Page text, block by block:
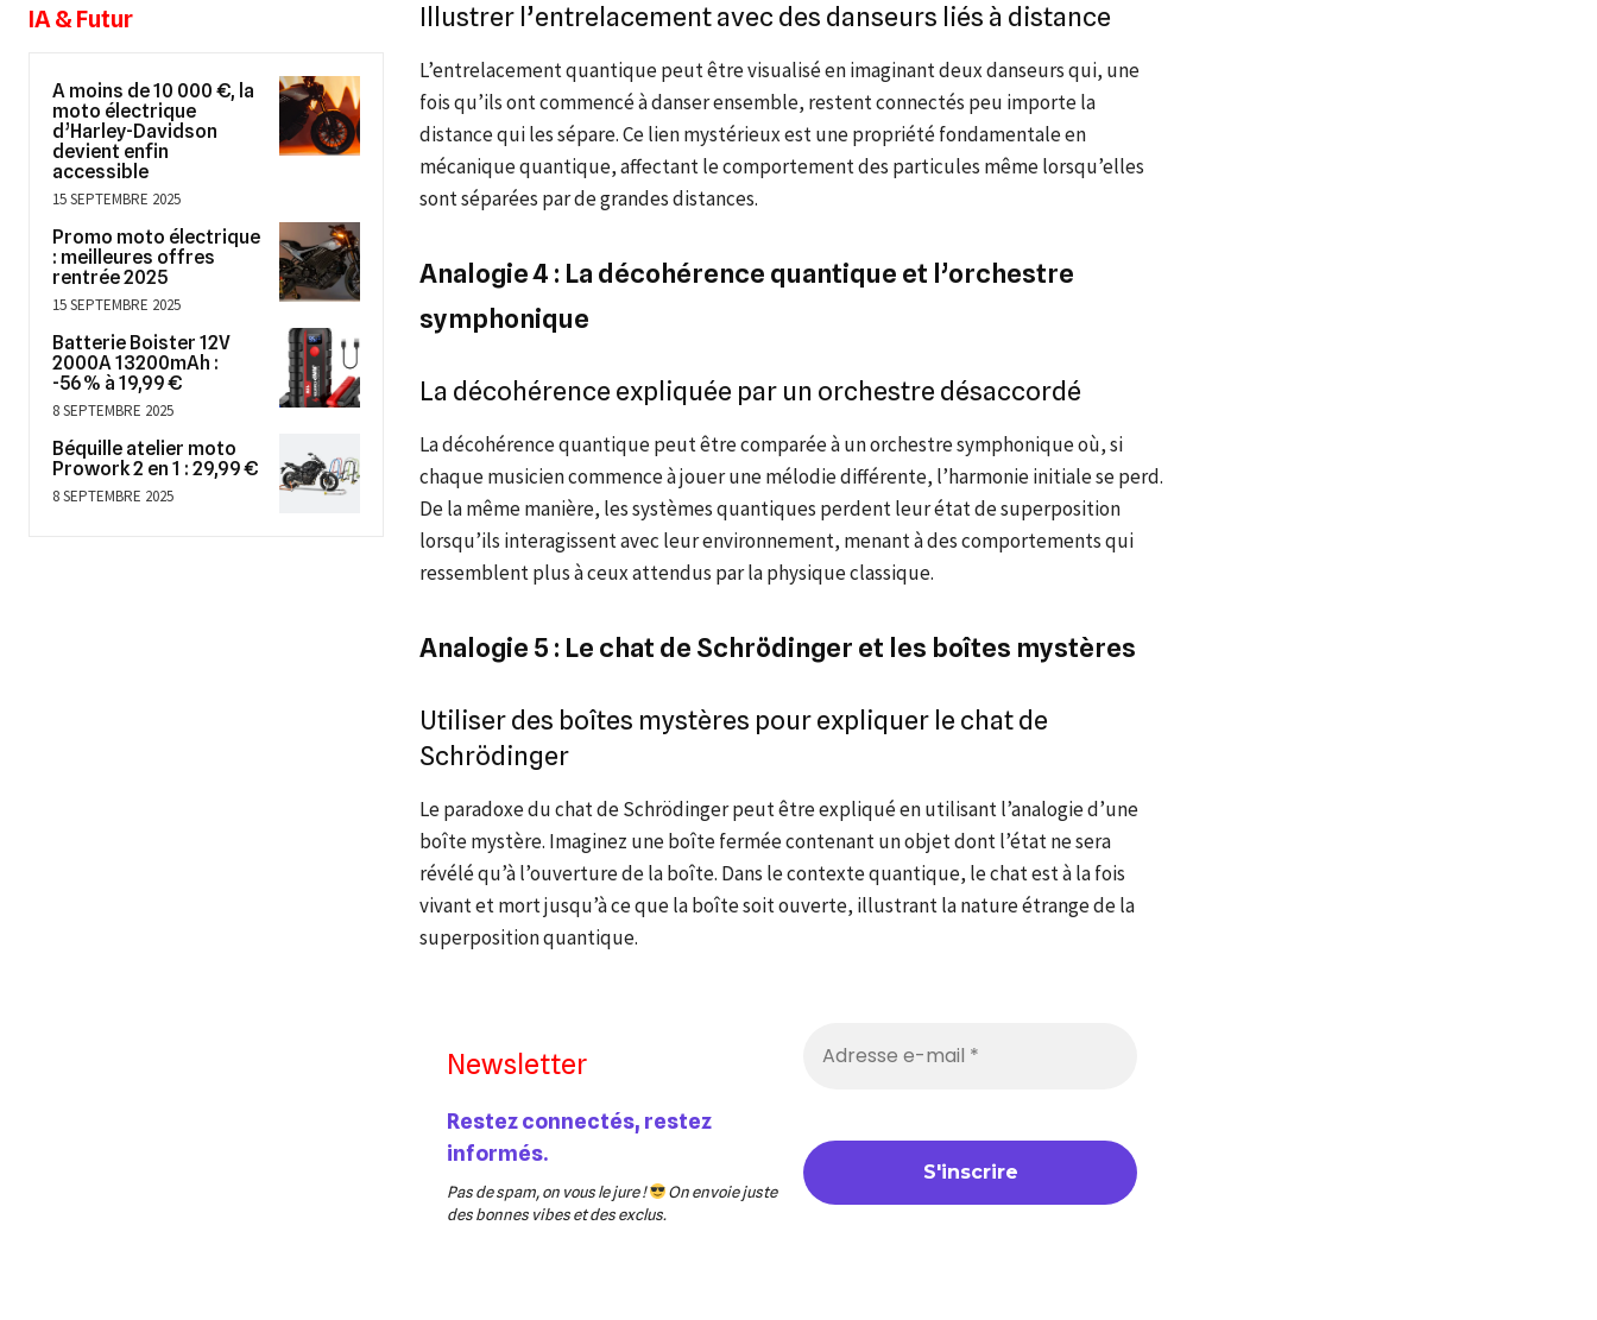
IA & Futur
A moins de 10 000 €, la
moto électrique
d’Harley-Davidson
devient enfin
accessible
15 SEPTEMBRE 2025
Promo moto électrique
: meilleures offres
rentrée 2025
15 SEPTEMBRE 2025
Batterie Boister 12V
2000A 13200mAh :
-56 % à 19,99 €
8 SEPTEMBRE 2025
Béquille atelier moto
Prowork 2 en 1 : 29,99 €
8 SEPTEMBRE 2025
Illustrer l’entrelacement avec des danseurs liés à distance
L’entrelacement quantique peut être visualisé en imaginant deux danseurs qui, une
fois qu’ils ont commencé à danser ensemble, restent connectés peu importe la
distance qui les sépare. Ce lien mystérieux est une propriété fondamentale en
mécanique quantique, affectant le comportement des particules même lorsqu’elles
sont séparées par de grandes distances.
Analogie 4 : La décohérence quantique et l’orchestre
symphonique
La décohérence expliquée par un orchestre désaccordé
La décohérence quantique peut être comparée à un orchestre symphonique où, si
chaque musicien commence à jouer une mélodie différente, l’harmonie initiale se perd.
De la même manière, les systèmes quantiques perdent leur état de superposition
lorsqu’ils interagissent avec leur environnement, menant à des comportements qui
ressemblent plus à ceux attendus par la physique classique.
Analogie 5 : Le chat de Schrödinger et les boîtes mystères
Utiliser des boîtes mystères pour expliquer le chat de
Schrödinger
Le paradoxe du chat de Schrödinger peut être expliqué en utilisant l’analogie d’une
boîte mystère. Imaginez une boîte fermée contenant un objet dont l’état ne sera
révélé qu’à l’ouverture de la boîte. Dans le contexte quantique, le chat est à la fois
vivant et mort jusqu’à ce que la boîte soit ouverte, illustrant la nature étrange de la
superposition quantique.
Newsletter
Restez connectés, restez
informés.
Pas de spam, on vous le jure !
On envoie juste
des bonnes vibes et des exclus.